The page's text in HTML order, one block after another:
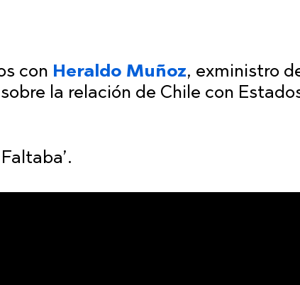
con Heraldo Muñoz, exministro
la relación de Chile con